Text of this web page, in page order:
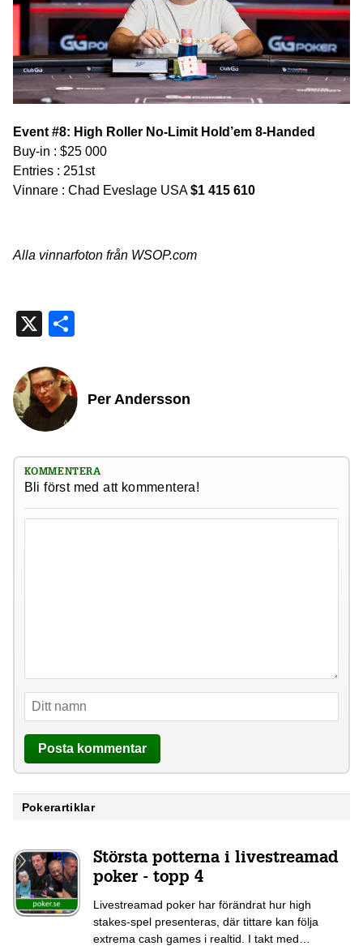
Event #8: High Roller No-Limit Hold’em 8-Handed
Buy-in : $25 000
Entries : 251st
Vinnare : Chad Eveslage USA$1 415 610
Alla vinnarfoton från WSOP.com
X
Per Andersson
KOMMENTERA
Bli först med att kommentera!
Pokerartiklar
Största potterna i livestreamad
poker - topp 4
Livestreamad poker har förändrat hur high
stakes-spel presenteras, där tittare kan följa
extrema cash games i realtid. I takt med…